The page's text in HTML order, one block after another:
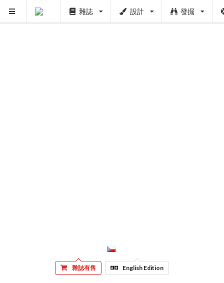
雜誌 設計 發掘
雜誌有售 English Edition